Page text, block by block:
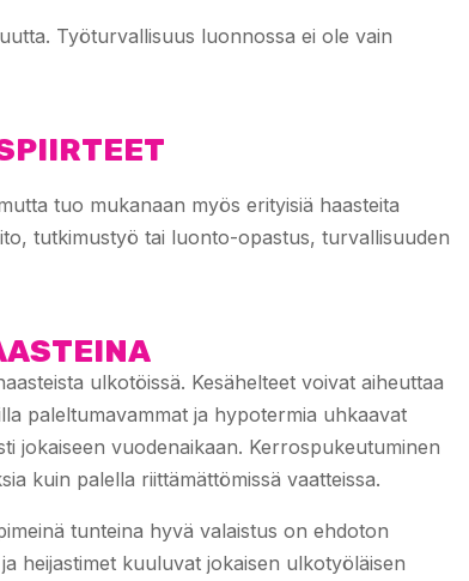
Työturvallisuus luonnossa ei ole vain
tuo mukanaan myös erityisiä haasteita
tutkimustyö tai luonto-opastus, turvallisuuden
ulkotöissä. Kesähelteet voivat aiheuttaa
paleltumavammat ja hypotermia uhkaavat
jokaiseen vuodenaikaan. Kerrospukeutuminen
kuin palella riittämättömissä vaatteissa.
tunteina hyvä valaistus on ehdoton
heijastimet kuuluvat jokaisen ulkotyöläisen